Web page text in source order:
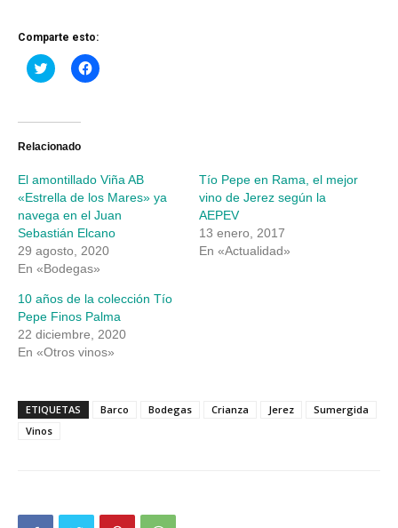
Comparte esto:
Haz
clic
Twitter
abre
ventana
nueva)
Haz
clic
ventana
nueva)
Relacionado
El amontillado Viña AB
«Estrella de los Mares» ya
navega en el Juan
Sebastián Elcano
29 agosto, 2020
En «Bodegas»
Tío Pepe en Rama, el mejor
vino de Jerez según la
AEPEV
13 enero, 2017
En «Actualidad»
10 años de la colección Tío
Pepe Finos Palma
22 diciembre, 2020
En «Otros vinos»
ETIQUETAS Barco Bodegas Crianza Jerez
Sumergida
Vinos